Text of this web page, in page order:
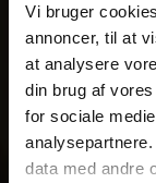
Vi bruger
annoncer, til at
at analysere
din brug af
for sociale
data med andre